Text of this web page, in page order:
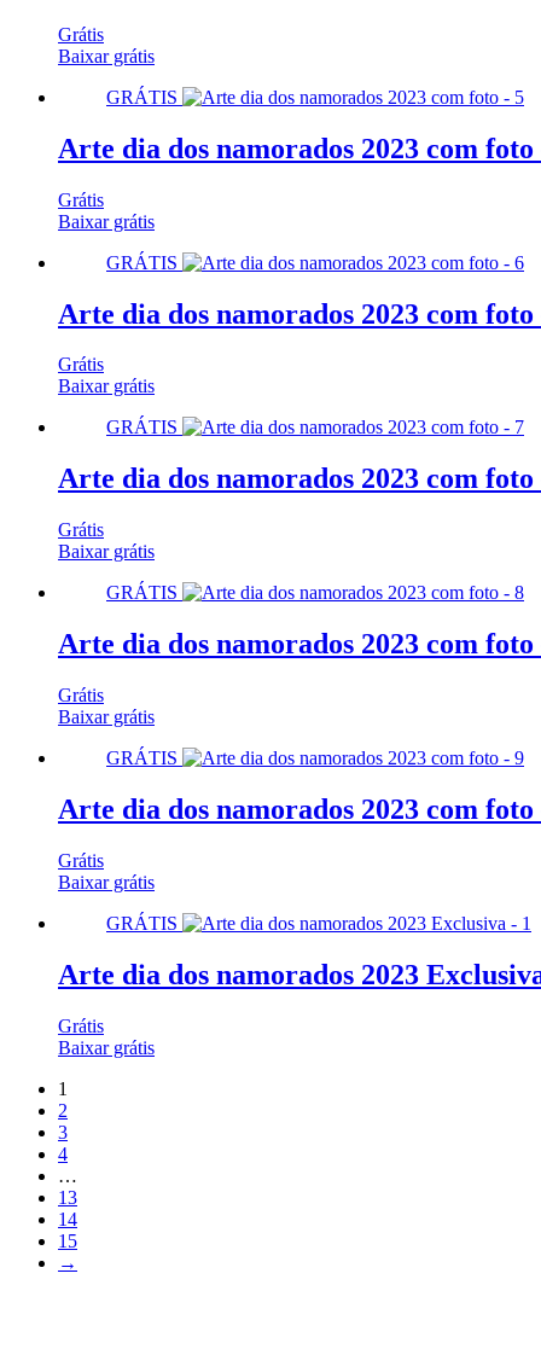
Grátis
Baixar grátis
GRÁTIS
Arte dia dos namorados 2023 com foto
Grátis
Baixar grátis
GRÁTIS
Arte dia dos namorados 2023 com foto
Grátis
Baixar grátis
GRÁTIS
Arte dia dos namorados 2023 com foto
Grátis
Baixar grátis
GRÁTIS
Arte dia dos namorados 2023 com foto
Grátis
Baixar grátis
GRÁTIS
Arte dia dos namorados 2023 com foto
Grátis
Baixar grátis
GRÁTIS
Arte dia dos namorados 2023
Grátis
Baixar grátis
1
2
3
4
…
13
14
15
→